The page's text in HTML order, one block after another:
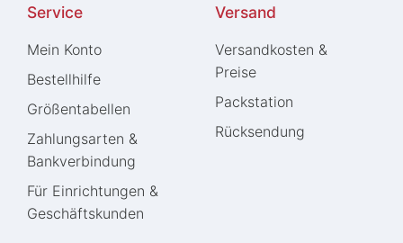
Service
Mein Konto
Bestellhilfe
Größentabellen
Zahlungsarten &
Bankverbindung
Für Einrichtungen &
Geschäftskunden
Versand
Versandkosten &
Preise
Packstation
Rücksendung